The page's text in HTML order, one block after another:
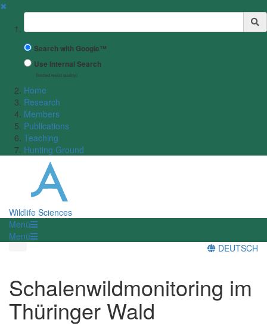
✖
Suchbegriff
Search with Google™
Use Internal Search
(limited result quality)
Home
Research
Members
Publications
Teaching
Hunting Ground
Wildlife Sciences
Menü
Menü
DEUTSCH
Schalenwildmonitoring im
Thüringer Wald